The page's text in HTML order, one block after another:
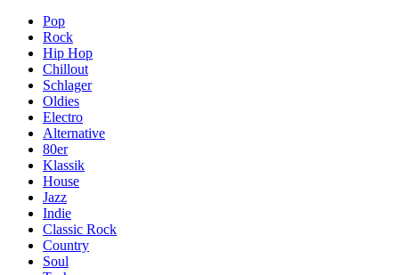
Pop
Rock
Hip Hop
Chillout
Schlager
Oldies
Electro
Alternative
80er
Klassik
House
Jazz
Indie
Classic Rock
Country
Soul